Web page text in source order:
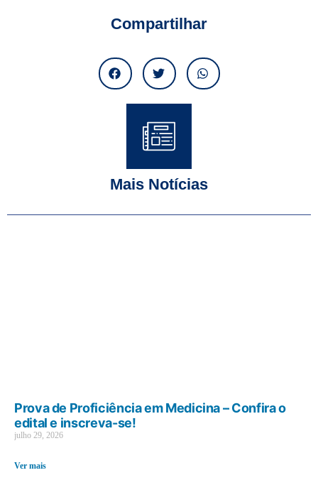
Compartilhar
Mais Notícias
Prova de Proficiência em Medicina – Confira o
edital e inscreva-se!
julho 29, 2026
Ver mais